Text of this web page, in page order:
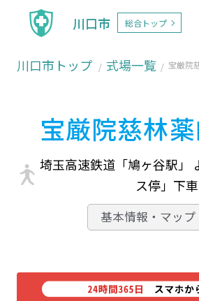
川口市 総合トップ
川口市トップ 式場一覧 宝厳院
宝厳院慈林
埼玉高速鉄道「鳩ヶ谷駅」
ス停」下車
基本情報・マップ